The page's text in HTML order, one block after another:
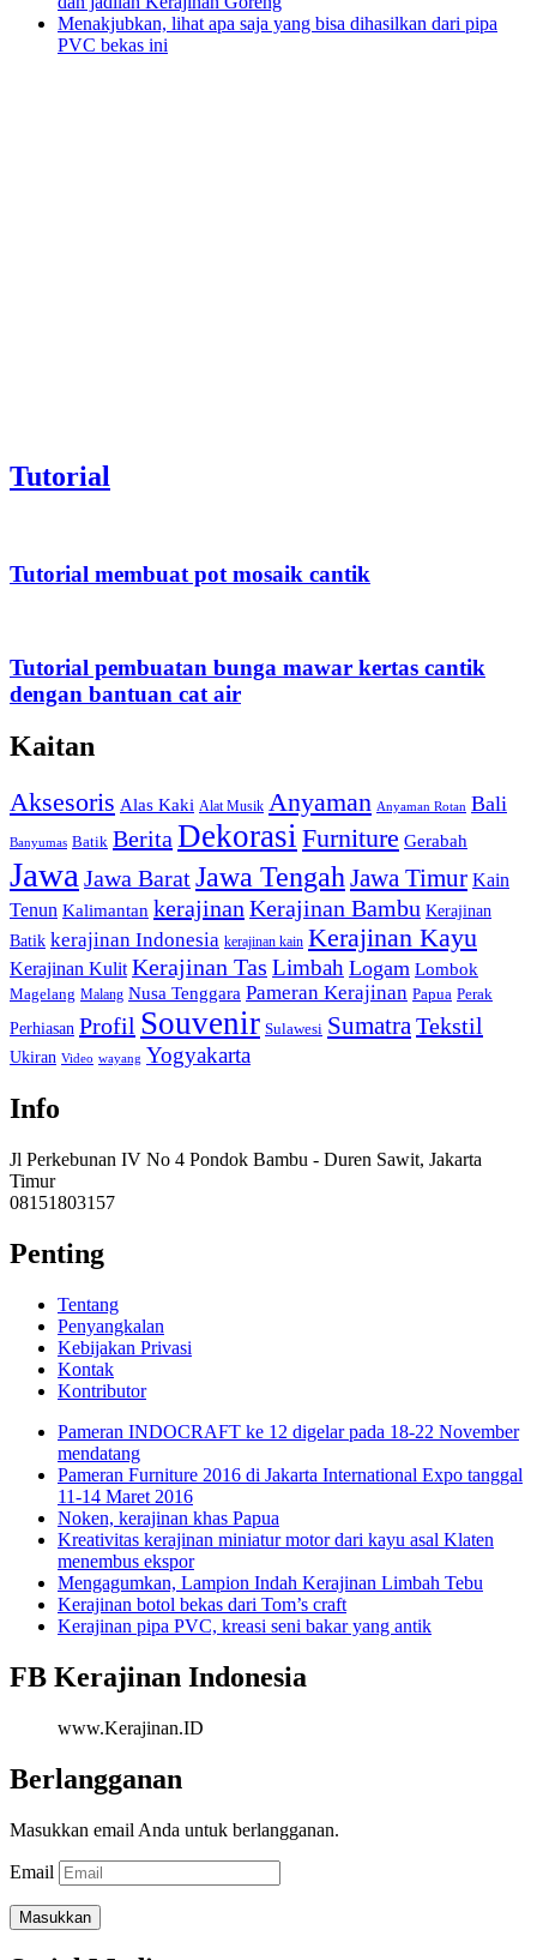
Menakjubkan, lihat apa saja yang bisa dihasilkan dari pipa
PVC bekas ini
Tutorial
Tutorial membuat pot mosaik cantik
Tutorial pembuatan bunga mawar kertas cantik
dengan bantuan cat air
Kaitan
Aksesoris Alas Kaki Alat Musik Anyaman Anyaman Rotan Bali
Banyumas Batik Berita Dekorasi Furniture Gerabah
Jawa Jawa BaratJawa Tengah Jawa Timur Kain
Tenun Kalimantan kerajinan Kerajinan Bambu Kerajinan
Batik kerajinan Indonesia kerajinan kain Kerajinan Kayu
Kerajinan Kulit Kerajinan Tas Limbah Logam Lombok
Magelang Malang Nusa Tenggara Pameran Kerajinan Papua Perak
Perhiasan Profil Souvenir Sulawesi SumatraTekstil
Ukiran Video wayang Yogyakarta
Info
Jl Perkebunan IV No 4 Pondok Bambu - Duren Sawit, Jakarta
Timur
08151803157
Penting
Tentang
Penyangkalan
Kebijakan Privasi
Kontak
Kontributor
Pameran INDOCRAFT ke 12 digelar pada 18-22 November
mendatang
Pameran Furniture 2016 di Jakarta International Expo tanggal
11-14 Maret 2016
Noken, kerajinan khas Papua
Kreativitas kerajinan miniatur motor dari kayu asal Klaten
menembus ekspor
Mengagumkan, Lampion Indah Kerajinan Limbah Tebu
Kerajinan botol bekas dari Tom’s craft
Kerajinan pipa PVC, kreasi seni bakar yang antik
FB Kerajinan Indonesia
www.Kerajinan.ID
Berlangganan
Masukkan email Anda untuk berlangganan.
Email